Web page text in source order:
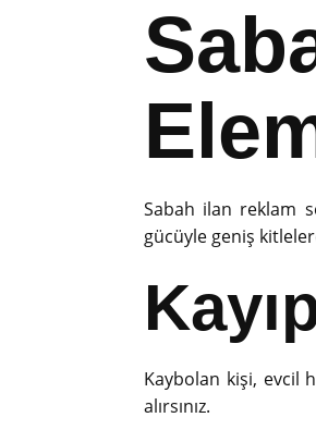
Sabah ilan reklam
gücüyle geniş
Kaybolan kişi, evcil
alırsınız.